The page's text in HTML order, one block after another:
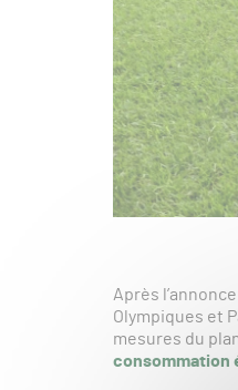
Après
Olympiques et
mesures du
consommation